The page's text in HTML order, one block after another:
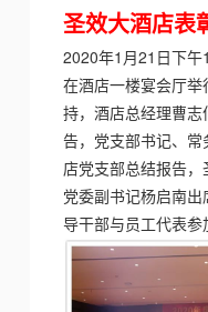
圣效大酒店表
2020年1月21日下
在酒店一楼宴会厅举
持，酒店总经理曹志
告，党支部书记、
店党支部总结报告
党委副书记杨启南出
导干部与员工代表参